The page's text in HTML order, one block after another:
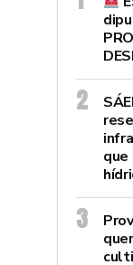
que